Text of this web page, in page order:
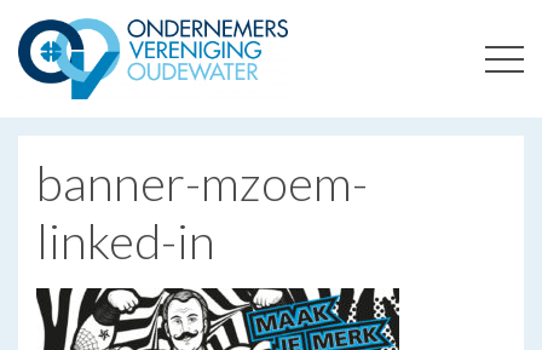
ONDERNEMERSVERENIGING OUDEWATER
banner-mzoem-
linked-in